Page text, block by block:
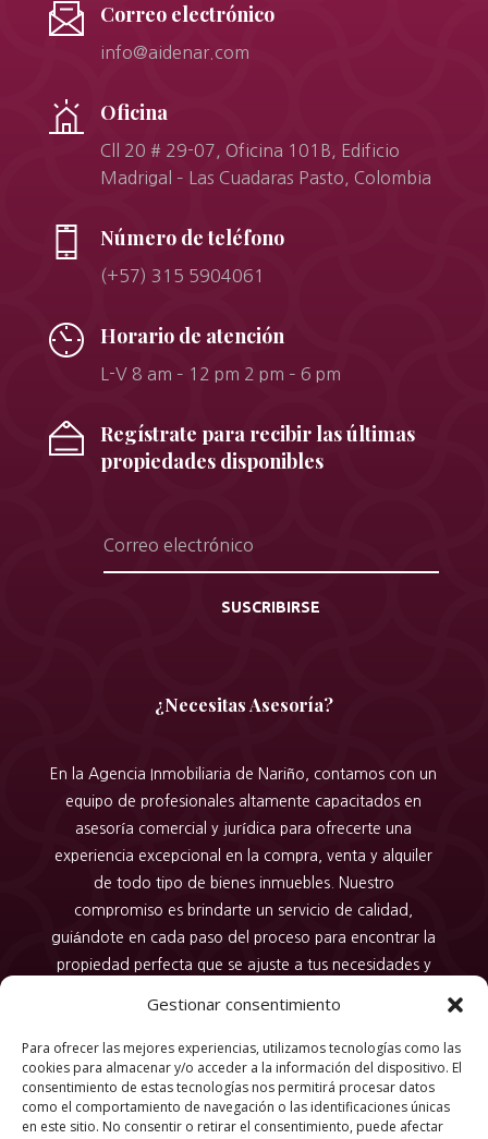
Gestionar consentimiento
Para ofrecer las mejores experiencias, utilizamos tecnologías como las
cookies para almacenar y/o acceder a la información del dispositivo. El
consentimiento de estas tecnologías nos permitirá procesar datos
como el comportamiento de navegación o las identificaciones únicas
en este sitio. No consentir o retirar el consentimiento, puede afectar
Correo electrónico
info@aidenar.com
Oficina
Cll 20 # 29-07, Oficina 101B, Edificio
Madrigal – Las Cuadaras Pasto, Colombia
Número de teléfono
(+57) 315 5904061
Horario de atención
L-V 8 am – 12 pm 2 pm – 6 pm
Regístrate para recibir las últimas
propiedades disponibles
SUSCRIBIRSE
¿Necesitas Asesoría?
En la Agencia Inmobiliaria de Nariño, contamos con un
equipo de profesionales altamente capacitados en
asesoría comercial y jurídica para ofrecerte una
experiencia excepcional en la compra, venta y alquiler
de todo tipo de bienes inmuebles. Nuestro
compromiso es brindarte un servicio de calidad,
guiándote en cada paso del proceso para encontrar la
propiedad perfecta que se ajuste a tus necesidades y
conocimiento y profesionalismo en cada transacción.